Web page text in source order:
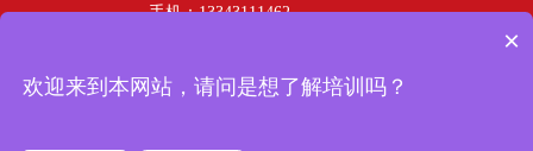
手机：13343111462
地址：西柏坡干部培训学院
×
欢迎来到本网站，请问是想了解培训吗？